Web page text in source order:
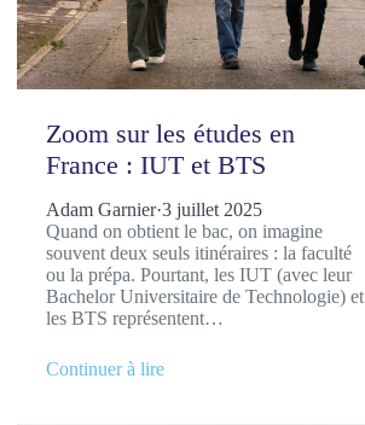
Zoom sur les études en
France : IUT et BTS
Adam Garnier·3 juillet 2025
Quand on obtient le bac, on imagine
souvent deux seuls itinéraires : la faculté
ou la prépa. Pourtant, les IUT (avec leur
Bachelor Universitaire de Technologie) et
les BTS représentent…
Continuer à lire